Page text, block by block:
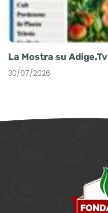
La Mostra su Adige.Tv
30/07/2026